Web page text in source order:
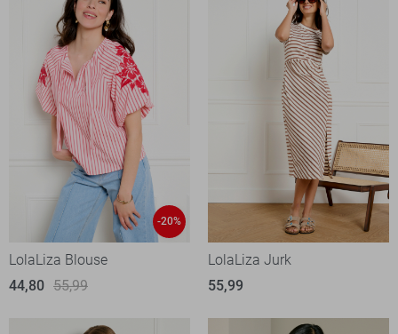
-20%
LolaLiza Blouse
44,80 55,99
LolaLiza Jurk
55,99